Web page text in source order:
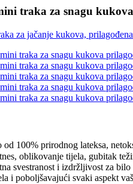
traka za snagu
100% prirodnog lateksa,
oblikovanje tijela, gubitak
svestranost i izdržljivost za
i poboljšavajući svaki aspekt